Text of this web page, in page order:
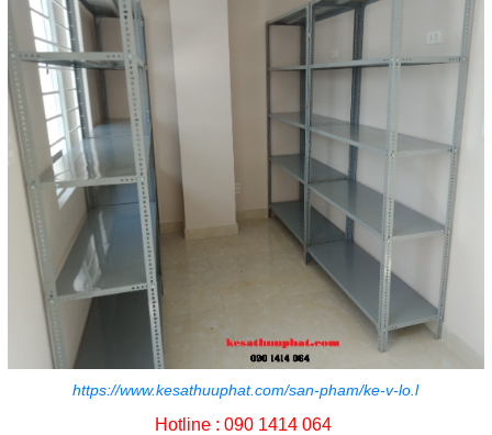
https://www.kesathuuphat.com/san-pham/ke-v-lo.l
Hotline : 090 1414 064